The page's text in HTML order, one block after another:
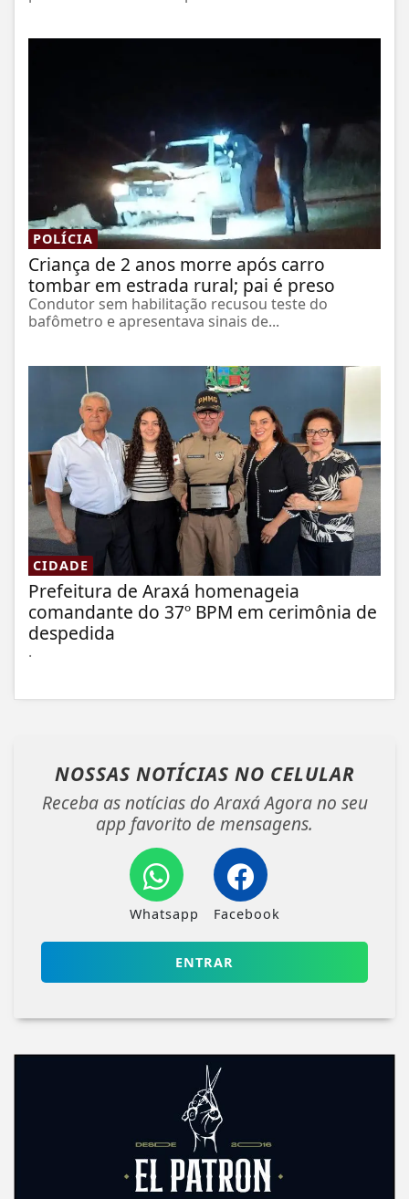
POLÍCIA
Criança de 2 anos morre após carro
tombar em estrada rural; pai é preso
Condutor sem habilitação recusou teste do
bafômetro e apresentava sinais de...
CIDADE
Prefeitura de Araxá homenageia
comandante do 37º BPM em cerimônia de
despedida
.
NOSSAS NOTÍCIAS NO CELULAR
Receba as notícias do Araxá Agora no seu
app favorito de mensagens.
Whatsapp Facebook
ENTRAR